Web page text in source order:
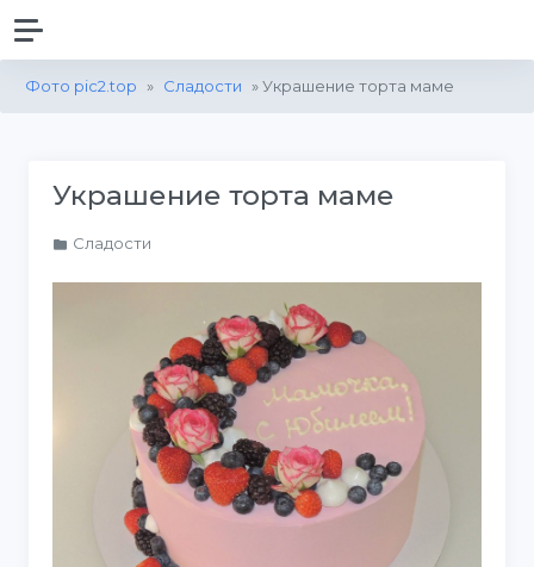
Фото pic2.top » Сладости » Украшение торта маме
Украшение торта маме
Сладости